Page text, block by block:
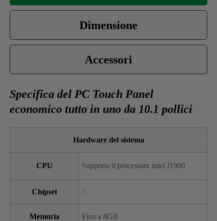
Dimensione
Accessori
Specifica del PC Touch Panel
economico tutto in uno da 10.1 pollici
Hardware del sistema
CPU Supporta il processore intel J1900
Chipset /
Memoria Fino a 8GB